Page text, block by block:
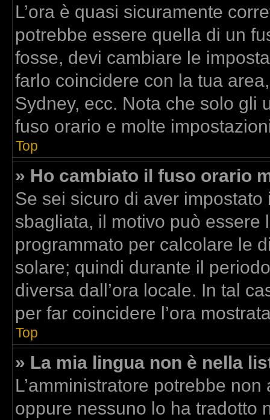
L’ora è quasi sicuramente
potrebbe essere quella di un
fosse, devi cambiare le
farlo coincidere con la tua
Sydney, ecc. Nota che solo gli
fuso orario e molte
Top
» Ho cambiato il fuso orario
Se sei sicuro di aver
sbagliata, il motivo può essere
programmato per calcolare le
solare; quindi durante il
diversa dall’ora locale. In tal
per far coincidere l’ora
Top
» La mia lingua non è nella
L’amministratore potrebbe
oppure nessuno lo ha tradotto